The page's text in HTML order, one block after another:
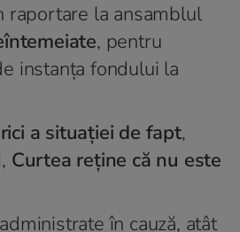
la ansamblul
, pentru
instanţa fondului la
a situaţiei de fapt,
Curtea reţine că nu este
în cauză, atât